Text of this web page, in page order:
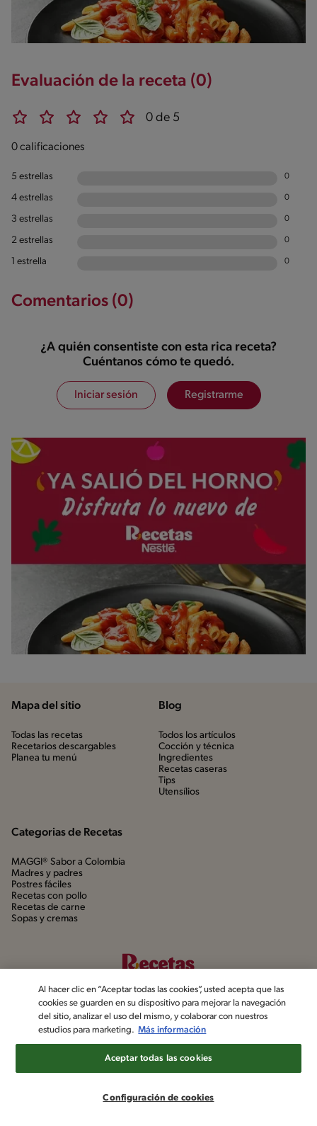
Evaluación de la receta (0)
0 de 5
0 calificaciones
5 estrellas 0
4 estrellas 0
3 estrellas 0
2 estrellas 0
1 estrella 0
Comentarios (0)
¿A quién consentiste con esta rica receta?
Cuéntanos cómo te quedó.
Iniciar sesión Registrarme
Mapa del sitio
Todas las recetas
Recetarios descargables
Planea tu menú
Blog
Todos los artículos
Cocción y técnica
Ingredientes
Recetas caseras
Tips
Utensílios
Categorias de Recetas
MAGGI® Sabor a Colombia
Madres y padres
Postres fáciles
Recetas con pollo
Recetas de carne
Sopas y cremas
©2022, Nestlé. Marcas registradas por Société dels Produits Nestlé,
S.A. Vevey (Suiza)
Términos y condiciones
Configuración de cookies
Al hacer clic en “Aceptar todas las cookies”, usted acepta que las
cookies se guarden en su dispositivo para mejorar la navegación
del sitio, analizar el uso del mismo, y colaborar con nuestros
estudios para marketing. Más información
Configuración de cookies
Aceptar todas las cookies